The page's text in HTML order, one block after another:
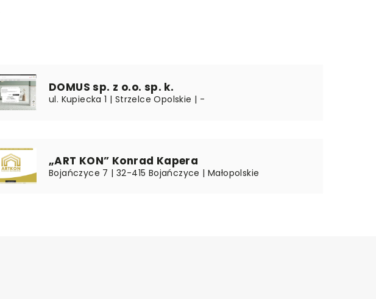
DOMUS sp. z o.o. sp. k.
ul. Kupiecka 1 | Strzelce Opolskie | -
„ART KON” Konrad Kapera
Bojańczyce 7 | 32-415 Bojańczyce | Małopolskie